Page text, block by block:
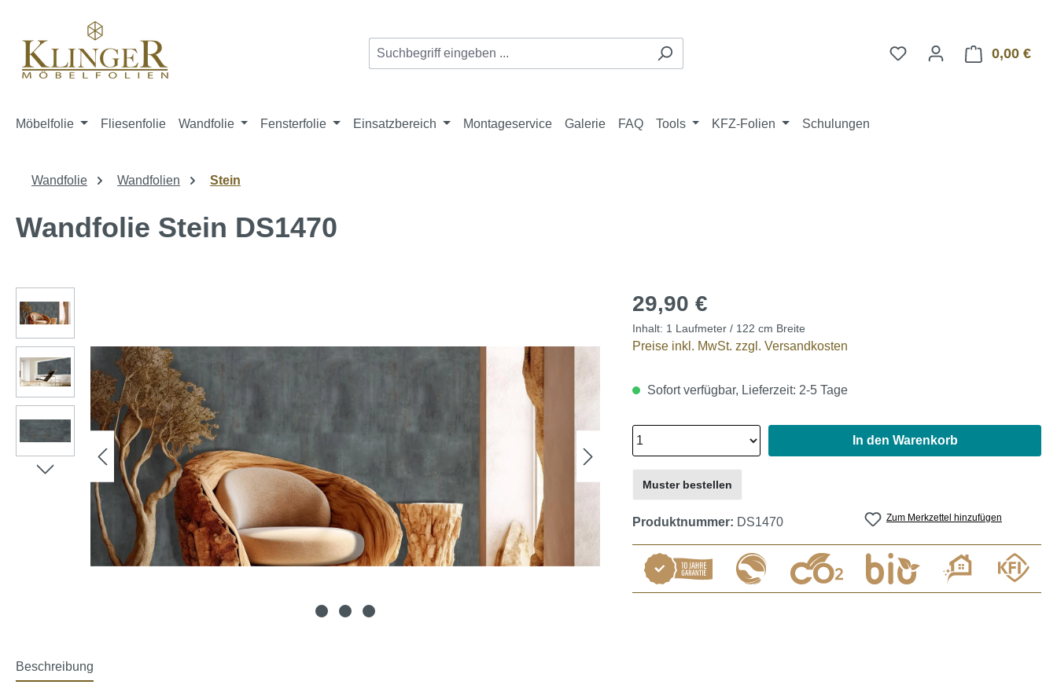
0,00 €
Möbelfolie Fliesenfolie Wandfolie Fensterfolie Einsatzbereich Montageservice Galerie FAQ Tools KFZ-Folien Schulungen
Wandfolie Wandfolien Stein
Wandfolie Stein DS1470
29,90 €
Inhalt: 1 Laufmeter / 122 cm Breite
Preise inkl. MwSt. zzgl. Versandkosten
Sofort verfügbar, Lieferzeit: 2-5 Tage
In den Warenkorb
Zum Merkzettel hinzufügen
Muster bestellen
Produktnummer: DS1470
Beschreibung